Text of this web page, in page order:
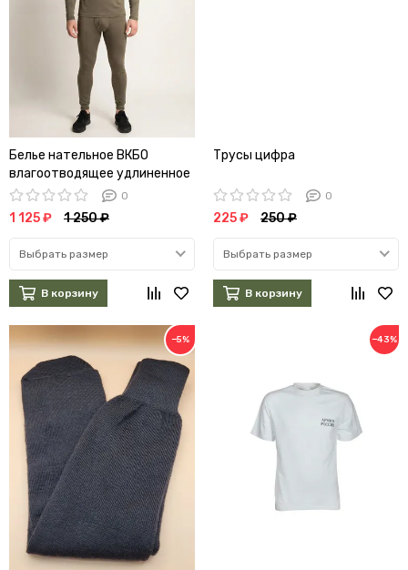
Белье нательное ВКБО
влагоотводящее удлиненное
0
1 125 ₽ 1 250 ₽
Выбрать размер
В корзину
Трусы цифра
0
225 ₽ 250 ₽
Выбрать размер
В корзину
−5% −43%